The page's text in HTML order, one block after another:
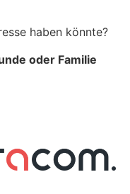
haben könnte?
oder Familie